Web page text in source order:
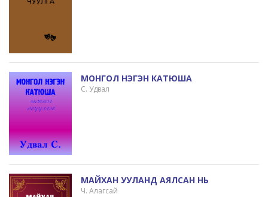
МОНГОЛ НЭГЭН КАТЮША
С. Удвал
МАЙХАН УУЛАНД АЯЛСАН НЬ
Ч. Алагсай